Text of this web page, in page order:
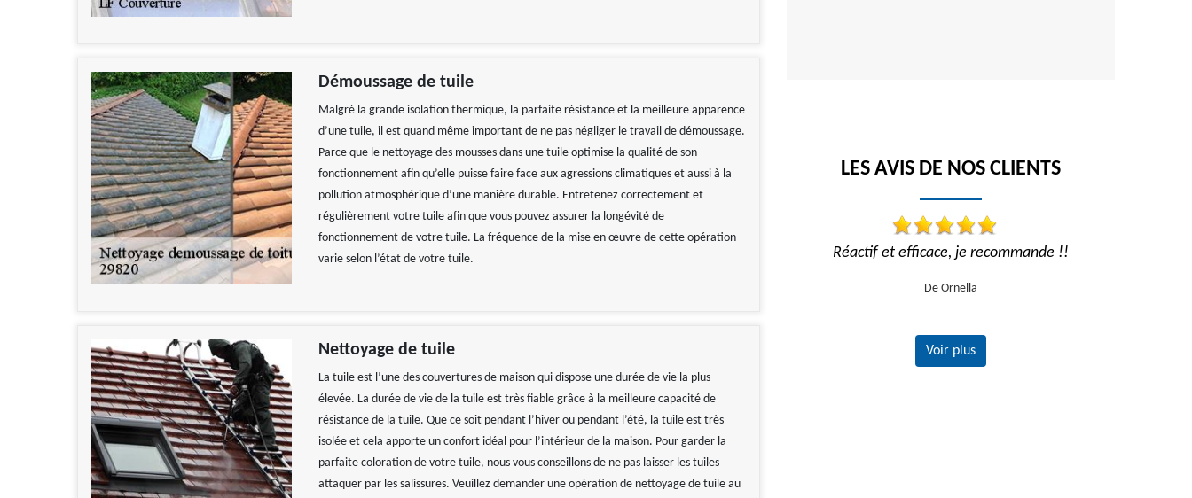
Démoussage de tuile
Malgré la grande isolation thermique, la parfaite résistance et la meilleure apparence
d’une tuile, il est quand même important de ne pas négliger le travail de démoussage.
Parce que le nettoyage des mousses dans une tuile optimise la qualité de son
fonctionnement afin qu’elle puisse faire face aux agressions climatiques et aussi à la
pollution atmosphérique d’une manière durable. Entretenez correctement et
régulièrement votre tuile afin que vous pouvez assurer la longévité de
fonctionnement de votre tuile. La fréquence de la mise en œuvre de cette opération
varie selon l’état de votre tuile.
Nettoyage de tuile
La tuile est l’une des couvertures de maison qui dispose une durée de vie la plus
élevée. La durée de vie de la tuile est très fiable grâce à la meilleure capacité de
résistance de la tuile. Que ce soit pendant l’hiver ou pendant l’été, la tuile est très
isolée et cela apporte un confort idéal pour l’intérieur de la maison. Pour garder la
parfaite coloration de votre tuile, nous vous conseillons de ne pas laisser les tuiles
attaquer par les salissures. Veuillez demander une opération de nettoyage de tuile au
LES AVIS DE NOS CLIENTS
Travail impeccable Tarif correct Je
Réactif et efficace, je recommande !!
De Ornella
Voir plus